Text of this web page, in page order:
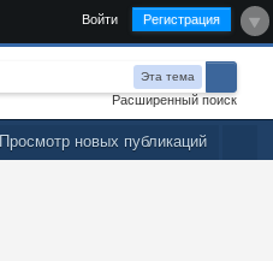
Войти Регистрация
Эта тема
Расширенный поиск
Просмотр новых публикаций